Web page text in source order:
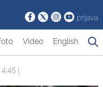
prijava
Video English
|